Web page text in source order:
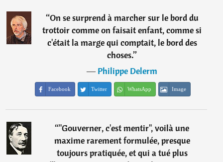
“On se surprend à marcher sur le bord du
trottoir comme on faisait enfant, comme si
c'était la marge qui comptait, le bord des
choses.”
―Philippe Delerm
Facebook Twitter WhatsApp Image
“"Gouverner, c'est mentir", voilà une
maxime rarement formulée, presque
toujours pratiquée, et qui a tué plus